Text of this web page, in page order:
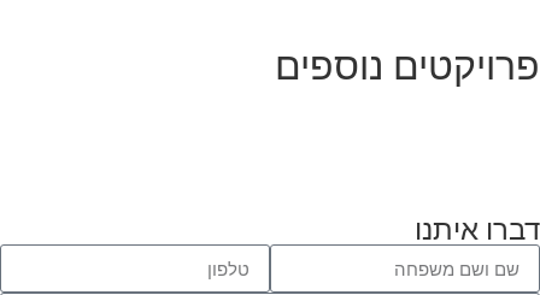
פרויקטים נוספים
דברו איתנו